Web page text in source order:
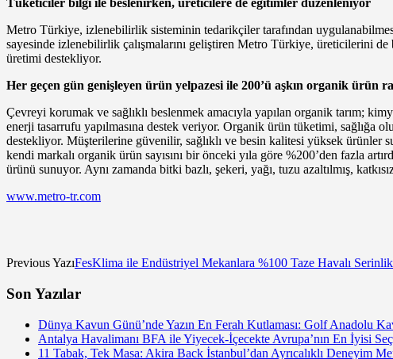
Tüketiciler bilgi ile beslenirken, üreticilere de eğitimler düzenleniyor
Metro Türkiye, izlenebilirlik sisteminin tedarikçiler tarafından
sayesinde izlenebilirlik çalışmalarını geliştiren Metro Türkiye, üreticilerini
üretimi destekliyor.
Her geçen gün genişleyen ürün yelpazesi ile 200’ü aşkın organik ürün
Çevreyi korumak ve sağlıklı beslenmek amacıyla yapılan organik tarım;
enerji tasarrufu yapılmasına destek veriyor. Organik ürün tüketimi, sağlığa
destekliyor. Müşterilerine güvenilir, sağlıklı ve besin kalitesi yüksek ürünler
kendi markalı organik ürün sayısını bir önceki yıla göre %200’den fazla
ürünü sunuyor. Aynı zamanda bitki bazlı, şekeri, yağı, tuzu azaltılmış,
www.metro-tr.com
Previous YazıFesKlima ile Endüstriyel Mekanlara %100 Taze Havalı Serinlik
Son Yazılar
Dünya Kavun Günü’nde Yazın En Ferah Kutlaması: Golf Anadolu
Antalya Havalimanı BFA ile Yiyecek-İçecekte Avrupa’nın En İyisi
11 Tabak, Tek Masa: Akira Back İstanbul’dan Ayrıcalıklı Deneyim